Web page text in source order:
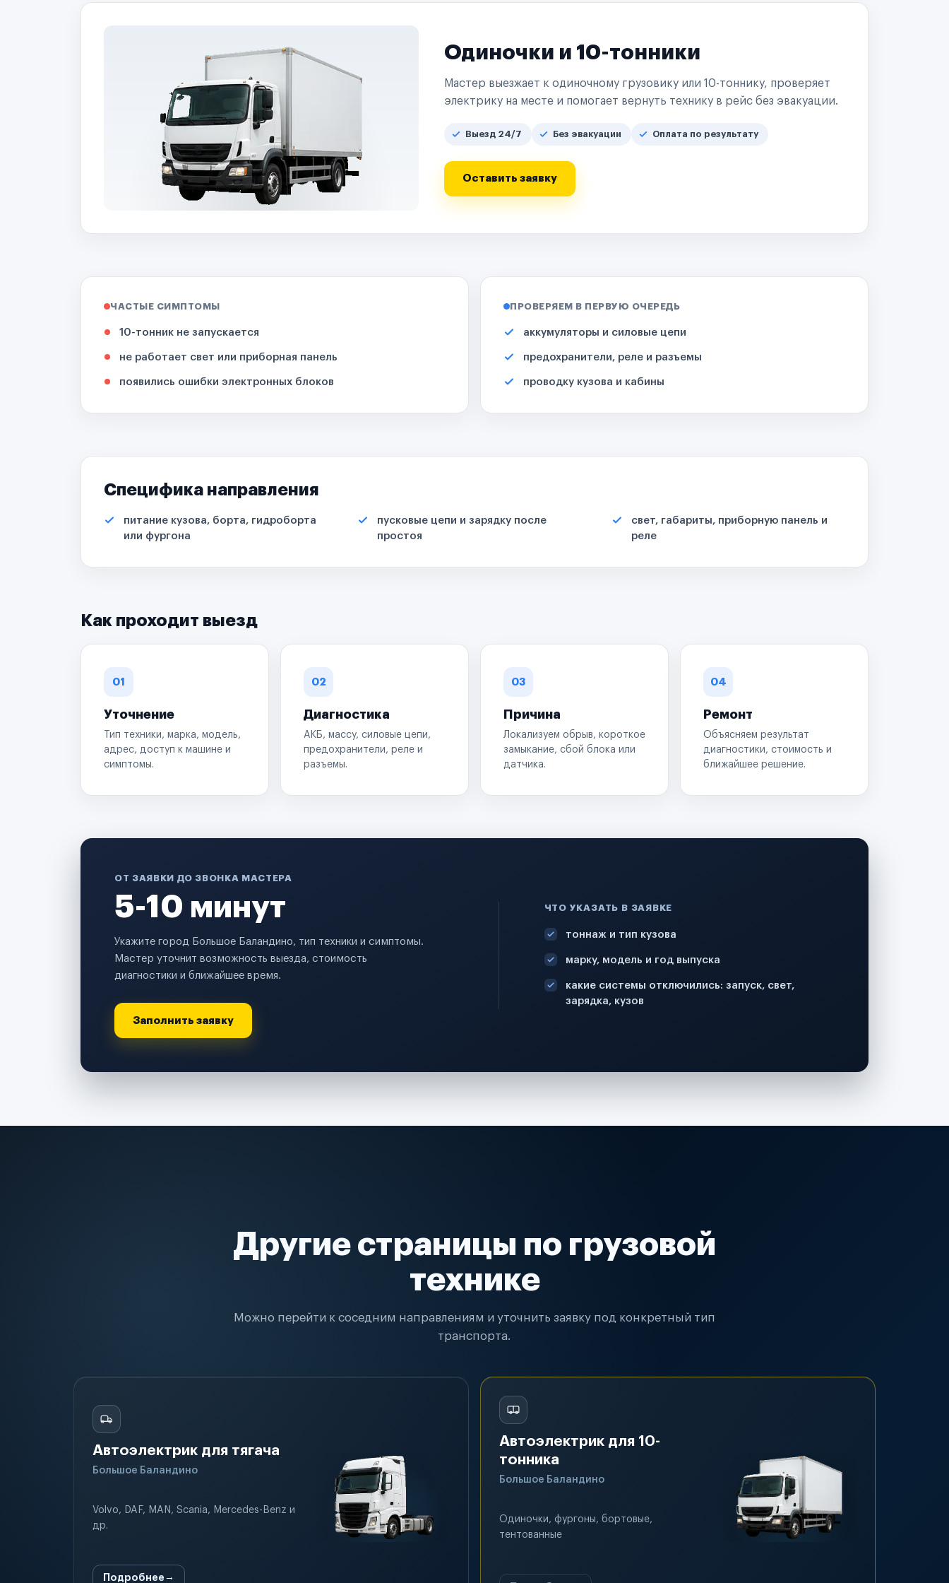
Одиночки и 10-тонники
Мастер выезжает к одиночному грузовику или 10-тоннику, проверяет
электрику на месте и помогает вернуть технику в рейс без эвакуации.
Выезд 24/7 Без эвакуации Оплата по результату
Оставить заявку
ЧАСТЫЕ СИМПТОМЫ
10-тонник не запускается
не работает свет или приборная панель
появились ошибки электронных блоков
ПРОВЕРЯЕМ В ПЕРВУЮ ОЧЕРЕДЬ
аккумуляторы и силовые цепи
предохранители, реле и разъемы
проводку кузова и кабины
Специфика направления
питание кузова, борта, гидроборта
или фургона
пусковые цепи и зарядку после
простоя
свет, габариты, приборную панель и
реле
Как проходит выезд
01
Уточнение
Тип техники, марка, модель,
адрес, доступ к машине и
симптомы.
02
Диагностика
АКБ, массу, силовые цепи,
предохранители, реле и
разъемы.
03
Причина
Локализуем обрыв, короткое
замыкание, сбой блока или
датчика.
04
Ремонт
Объясняем результат
диагностики, стоимость и
ближайшее решение.
ОТ ЗАЯВКИ ДО ЗВОНКА МАСТЕРА
5-10 минут
Укажите город Большое Баландино, тип техники и симптомы.
Мастер уточнит возможность выезда, стоимость
диагностики и ближайшее время.
Заполнить заявку
ЧТО УКАЗАТЬ В ЗАЯВКЕ
тоннаж и тип кузова
марку, модель и год выпуска
какие системы отключились: запуск, свет,
зарядка, кузов
Другие страницы по грузовой
технике
Можно перейти к соседним направлениям и уточнить заявку под конкретный тип
транспорта.
Автоэлектрик для тягача
Большое Баландино
Volvo, DAF, MAN, Scania, Mercedes-Benz и
др.
Подробнее
Автоэлектрик для 10-
тонника
Большое Баландино
Одиночки, фургоны, бортовые,
тентованные